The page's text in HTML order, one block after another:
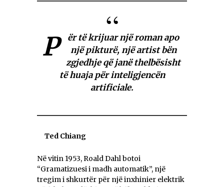
P
ër të krijuar një roman apo
një pikturë, një artist bën
zgjedhje që janë thelbësisht
të huaja për inteligjencën
artificiale.
Ted Chiang
Në vitin 1953, Roald Dahl botoi
“Gramatizuesi i madh automatik”, një
tregim i shkurtër për një inxhinier elektrik